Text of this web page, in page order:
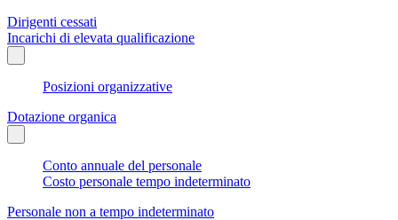
Dirigenti cessati
Incarichi di elevata qualificazione
Posizioni organizzative
Dotazione organica
Conto annuale del personale
Costo personale tempo indeterminato
Personale non a tempo indeterminato